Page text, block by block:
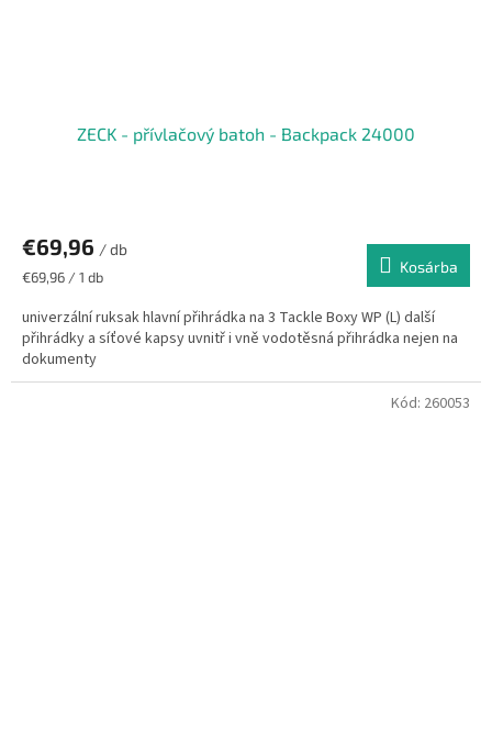
ZECK - přívlačový batoh - Backpack 24000
€69,96 / db
Egységár:
€69,96 / 1 db
Kosárba
univerzální ruksak hlavní přihrádka na 3 Tackle Boxy WP (L) další
přihrádky a síťové kapsy uvnitř i vně vodotěsná přihrádka nejen na
dokumenty
Kód: 260053